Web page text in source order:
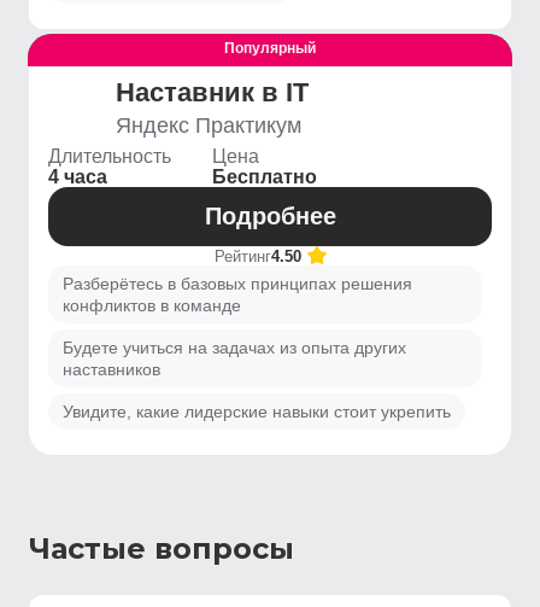
Выгодный
Популярный
Наставник в IT
Яндекс Практикум
Длительность
4 часа
Цена
Бесплатно
Подробнее
Рейтинг4.50
Разберётесь в базовых принципах решения
конфликтов в команде
Будете учиться на задачах из опыта других
наставников
Увидите, какие лидерские навыки стоит укрепить
Частые вопросы